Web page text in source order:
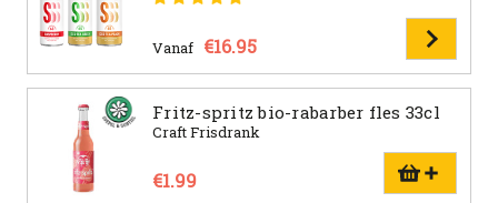
Vanaf €16.95
Fritz-spritz bio-rabarber fles 33cl
Craft Frisdrank
€1.99